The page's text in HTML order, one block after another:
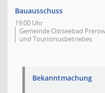
Bauausschuss
19:00 Uhr
Gemeinde Ostseebad
und Tourismusbetriebes
Bekanntmachung